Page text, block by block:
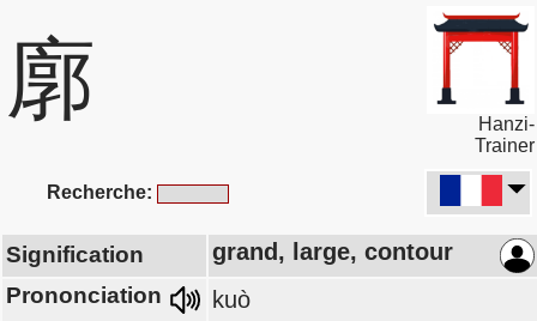
廓
Hanzi-
Trainer
Recherche:
Signification grand, large, contour
Prononciation kuò